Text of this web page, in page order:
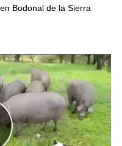
Bodonal de la Sierra